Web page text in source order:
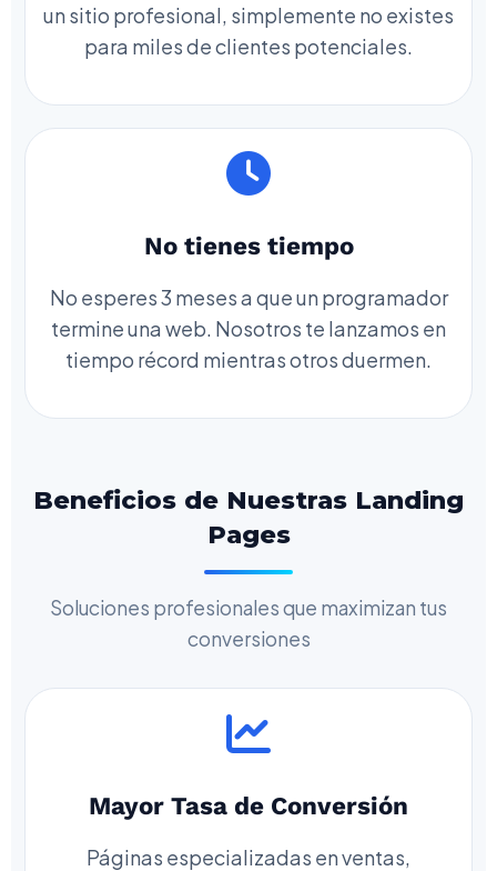
un sitio profesional, simplemente no existes
para miles de clientes potenciales.
No tienes tiempo
No esperes 3 meses a que un programador
termine una web. Nosotros te lanzamos en
tiempo récord mientras otros duermen.
Beneficios de Nuestras Landing
Pages
Soluciones profesionales que maximizan tus
conversiones
Mayor Tasa de Conversión
Páginas especializadas en ventas,